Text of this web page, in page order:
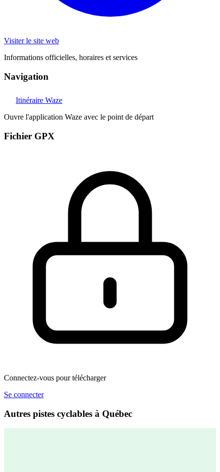
Visiter le site web
Informations officielles, horaires et services
Navigation
Itinéraire Waze
Ouvre l'application Waze avec le point de départ
Fichier GPX
Connectez-vous pour télécharger
Se connecter
Autres pistes cyclables à Québec